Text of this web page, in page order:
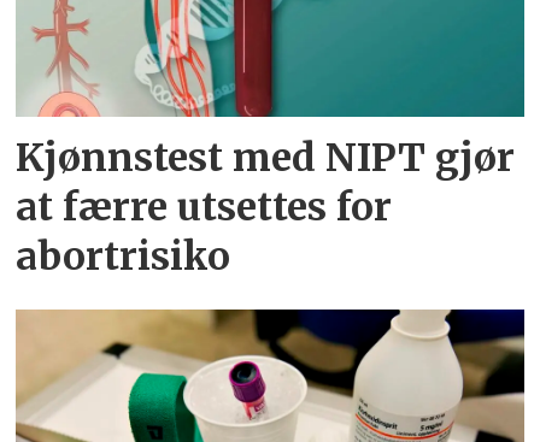
Kjønnstest med NIPT gjør
at færre utsettes for
abortrisiko